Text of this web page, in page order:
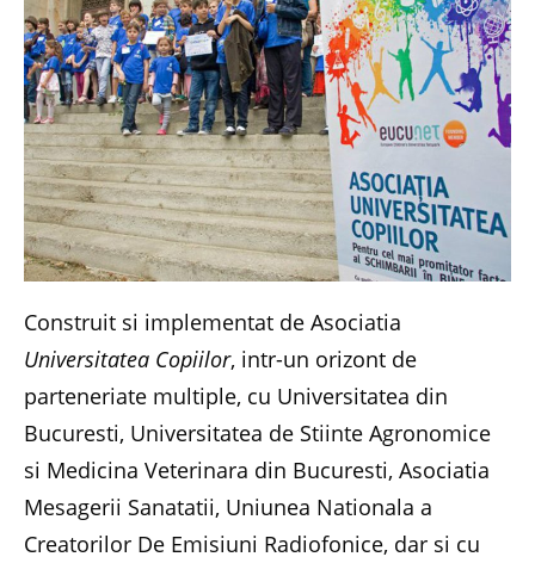
Construit si implementat de Asociatia
Universitatea Copiilor, intr-un orizont de
parteneriate multiple, cu Universitatea din
Bucuresti, Universitatea de Stiinte Agronomice
si Medicina Veterinara din Bucuresti, Asociatia
Mesagerii Sanatatii, Uniunea Nationala a
Creatorilor De Emisiuni Radiofonice, dar si cu